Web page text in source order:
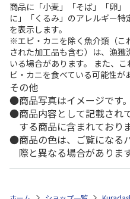
商品に「小麦」「そば」「卵
に」「くるみ」のアレルギー
を表示します。
※エビ・カニを除く魚介類（こ
された加工品も含む）は、漁
いる場合があります。 また、
ビ・カニを食べている可能性が
その他
商品写真はイメージです。
商品内容として記載され
する商品に含まれており
商品の色は、ご覧になる
際と異なる場合があります